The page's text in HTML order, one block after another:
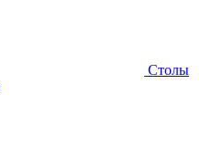
Столы